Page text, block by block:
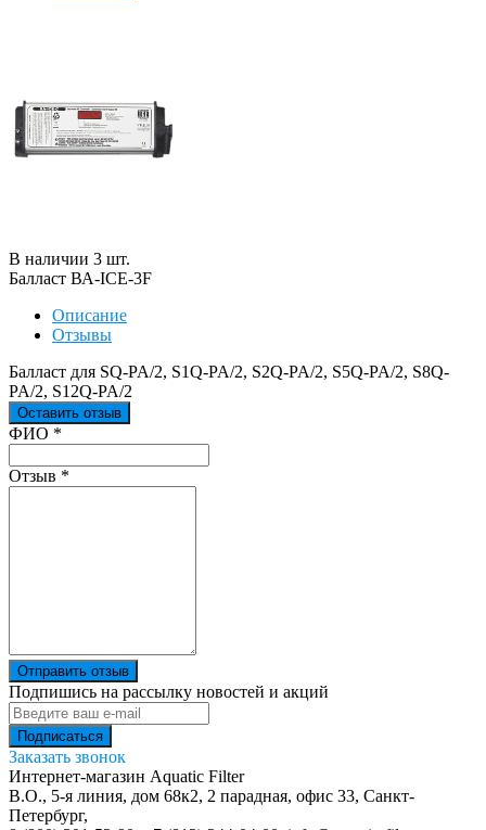
В наличии 3 шт.
Балласт ВА-IСЕ-3F
Описание
Отзывы
Балласт для SQ-PA/2, S1Q-PA/2, S2Q-PA/2, S5Q-PA/2, S8Q-
PA/2, S12Q-PA/2
Оставить отзыв
Ваш отзыв был отправлен!
ФИО *
Отзыв *
Отправить отзыв
Подпишись на рассылку новостей и акций
Заказать звонок
Интернет-магазин Aquatic Filter
В.О., 5-я линия, дом 68к2, 2 парадная, офис 33, Санкт-
Петербург,